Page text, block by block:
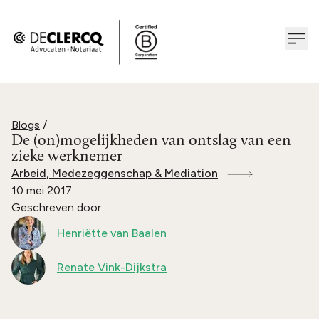
Blogs /
De (on)mogelijkheden van ontslag van een
zieke werknemer
Arbeid, Medezeggenschap & Mediation
10 mei 2017
Geschreven door
Henriëtte van Baalen
Renate Vink-Dijkstra